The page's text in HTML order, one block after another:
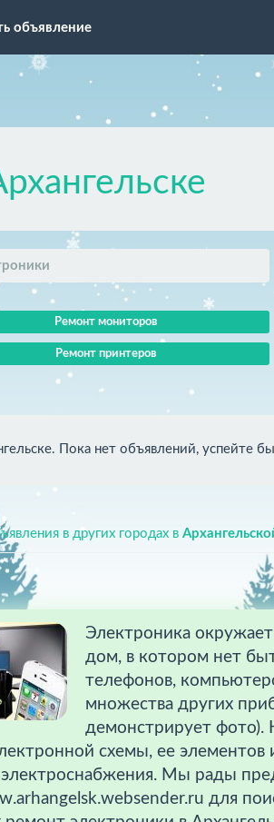
объявление
Ремонт мониторов
Ремонт принтеров
Пока нет объявлений, успейте
в других городах в
Электроника
дом, в котором нет
телефонов,
множества других
демонстрирует фото).
схемы, ее элементов
электроснабжения. Мы рады
для